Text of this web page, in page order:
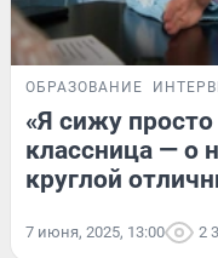
ОБРАЗОВАНИЕ
«Я сижу просто
классница — о
круглой
7 июня, 2025, 13:00 2